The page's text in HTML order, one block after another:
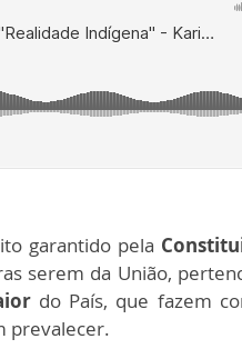
garantido pela
serem da União,
do País, que fazem
prevalecer.